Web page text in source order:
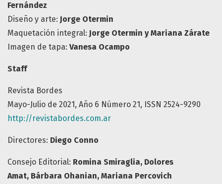
Fernández
Diseño y arte: Jorge Otermin
Maquetación integral: Jorge Otermin y Mariana Zárate
Imagen de tapa: Vanesa Ocampo
Staff
Revista Bordes
Mayo-Julio de 2021, Año 6 Número 21, ISSN 2524-9290
http://revistabordes.com.ar
Directores: Diego Conno
Consejo Editorial: Romina Smiraglia, Dolores
Amat, Bárbara Ohanian, Mariana Percovich